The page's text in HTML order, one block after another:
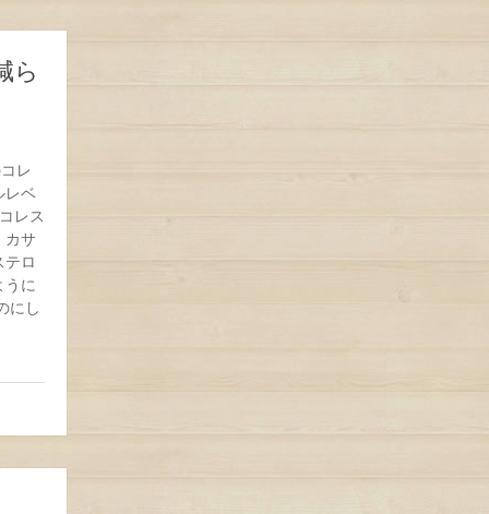
ら
レ
レベ
レス
カサ
テロ
うに
にし